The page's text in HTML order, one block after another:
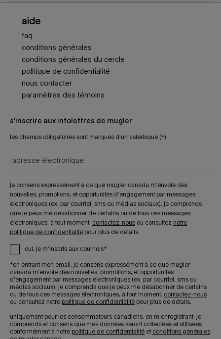
aide
faq
conditions générales
conditions générales du cercle
politique de confidentialité
nous contacter
paramètres des témoins
s’inscrire aux infolettres de mugler
les champs obligatoires sont marqués d’un astérisque (*).
adresse électronique
je consens expressément à ce que mugler canada m’envoie des
nouvelles, promotions, et opportunités d’engagement par messages
électroniques (ex. par courriel, sms ou médias sociaux). je comprends
que je peux me désabonner de certains ou de tous ces messages
électroniques, à tout moment. contactez-nous ou consultez notre
politique de confidentialité pour plus de détails.
oui, je m’inscris aux courriels*
*en entrant mon email, je consens expressément à ce que mugler
canada m’envoie des nouvelles, promotions, et opportunités
d’engagement par messages électroniques (ex. par courriel, sms ou
médias sociaux). je comprends que je peux me désabonner de certains
ou de tous ces messages électroniques, à tout moment. contactez-nous
ou consultez notre politique de confidentialité pour plus de détails.
uniquement pour les consommateurs canadiens. en m’enregistrant, je
comprends et consens que mes données seront collectées et utilisées
conformément à notre politique de confidentialité et conditions générales